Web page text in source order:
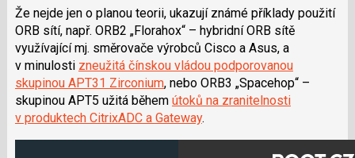
Že nejde jen o planou teorii, ukazují známé příklady použití
ORB sítí, např. ORB2 „Florahox“ – hybridní ORB sítě
využívající mj. směrovače výrobců Cisco a Asus, a
v minulosti zneužitá čínskou vládou podporovanou
skupinou APT31 Zirconium, nebo ORB3 „Spacehop“–
skupinou APT5 užitá během útoků na zranitelnosti
v produktech CitrixADC a Gateway.